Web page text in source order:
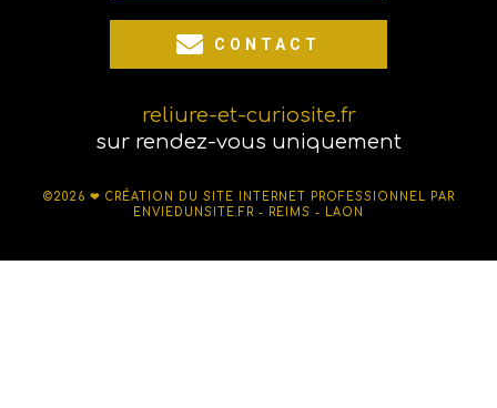
CONTACT
reliure-et-curiosite.fr
sur rendez-vous uniquement
©2026 ❤ CRÉATION DU SITE INTERNET PROFESSIONNEL PAR
ENVIEDUNSITE.FR - REIMS - LAON